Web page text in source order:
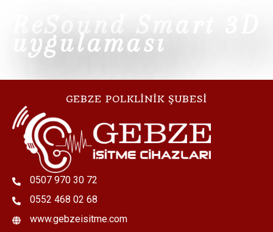
ReSound Smart 3D
uygulaması
GEBZE POLKLİNİK ŞUBESİ
0507 970 30 72
0552 468 02 68
www.gebzeisitme.com